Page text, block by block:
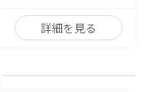
詳細を見る